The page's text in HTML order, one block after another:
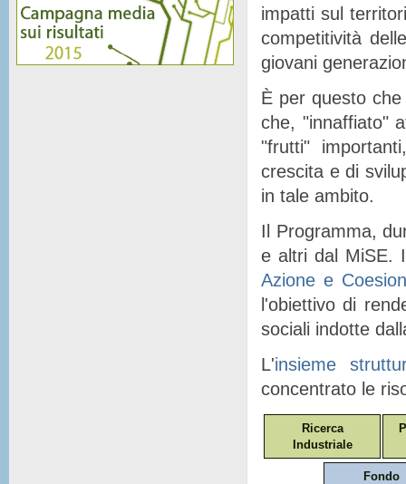
impatti sul
competitività
giovani
È per questo
che, "innaffiato"
"frutti"
crescita e di
in tale ambito.
Il Programma,
e altri dal MiSE.
Azione e
l'obiettivo di
sociali indotte
L'insieme
concentrato le
Ricerca
Industriale
Fondo